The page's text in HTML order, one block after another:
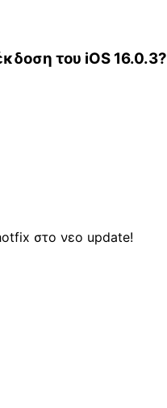
του iOS 16.0.3?
στο νεο update!